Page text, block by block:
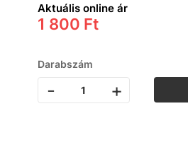
Aktuális online ár
1 800 Ft
Darabszám
- +